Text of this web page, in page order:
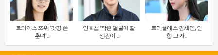
트와이스 쯔위 ‘갓경 쓴
훈녀’..
안효섭 ‘작은 얼굴에 잘
생김이 ..
트리플에스 김채연, 인
형 그 자..